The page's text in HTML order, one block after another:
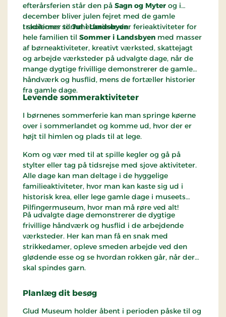
efterårsferien står den på Sagn og Myter og i
december bliver julen fejret med de gamle
traditioner tilJul i Landsbyen.
I skolernes sommerferie er der ferieaktiviteter for
hele familien til Sommer i Landsbyen med masser
af børneaktiviteter, kreativt værksted, skattejagt
og arbejde værksteder på udvalgte dage, når de
mange dygtige frivillige demonstrerer de gamle
håndværk og husflid, mens de fortæller historier
fra gamle dage.
Levende sommeraktiviteter
I børnenes sommerferie kan man springe køerne
over i sommerlandet og komme ud, hvor der er
højt til himlen og plads til at lege.
Kom og vær med til at spille kegler og gå på
stylter eller tag på tidsrejse med sjove aktiviteter.
Alle dage kan man deltage i de hyggelige
familieaktiviteter, hvor man kan kaste sig ud i
historisk krea, eller lege gamle dage i museets
Pilfingermuseum, hvor man må røre ved alt!
På udvalgte dage demonstrerer de dygtige
frivillige håndværk og husflid i de arbejdende
værksteder. Her kan man få en snak med
strikkedamer, opleve smeden arbejde ved den
glødende esse og se hvordan rokken går, når der
skal spindes garn.
Planlæg dit besøg
Glud Museum holder åbent i perioden påske til og